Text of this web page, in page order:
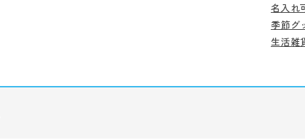
名入れ
季節グ
生活雑